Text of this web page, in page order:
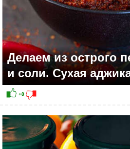
Делаем из острого
и соли. Сухая